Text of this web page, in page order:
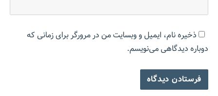
ذخیره نام، ایمیل و وبسایت من در مرورگر برای زمانی که
دوباره دیدگاهی می‌نویسم.